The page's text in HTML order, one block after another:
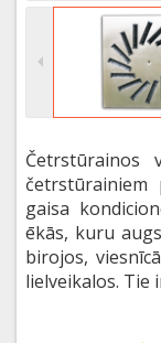
Četrstūrainos
četrstūrainiem
gaisa
ēkās, kuru
birojos,
lielveikalos. Tie